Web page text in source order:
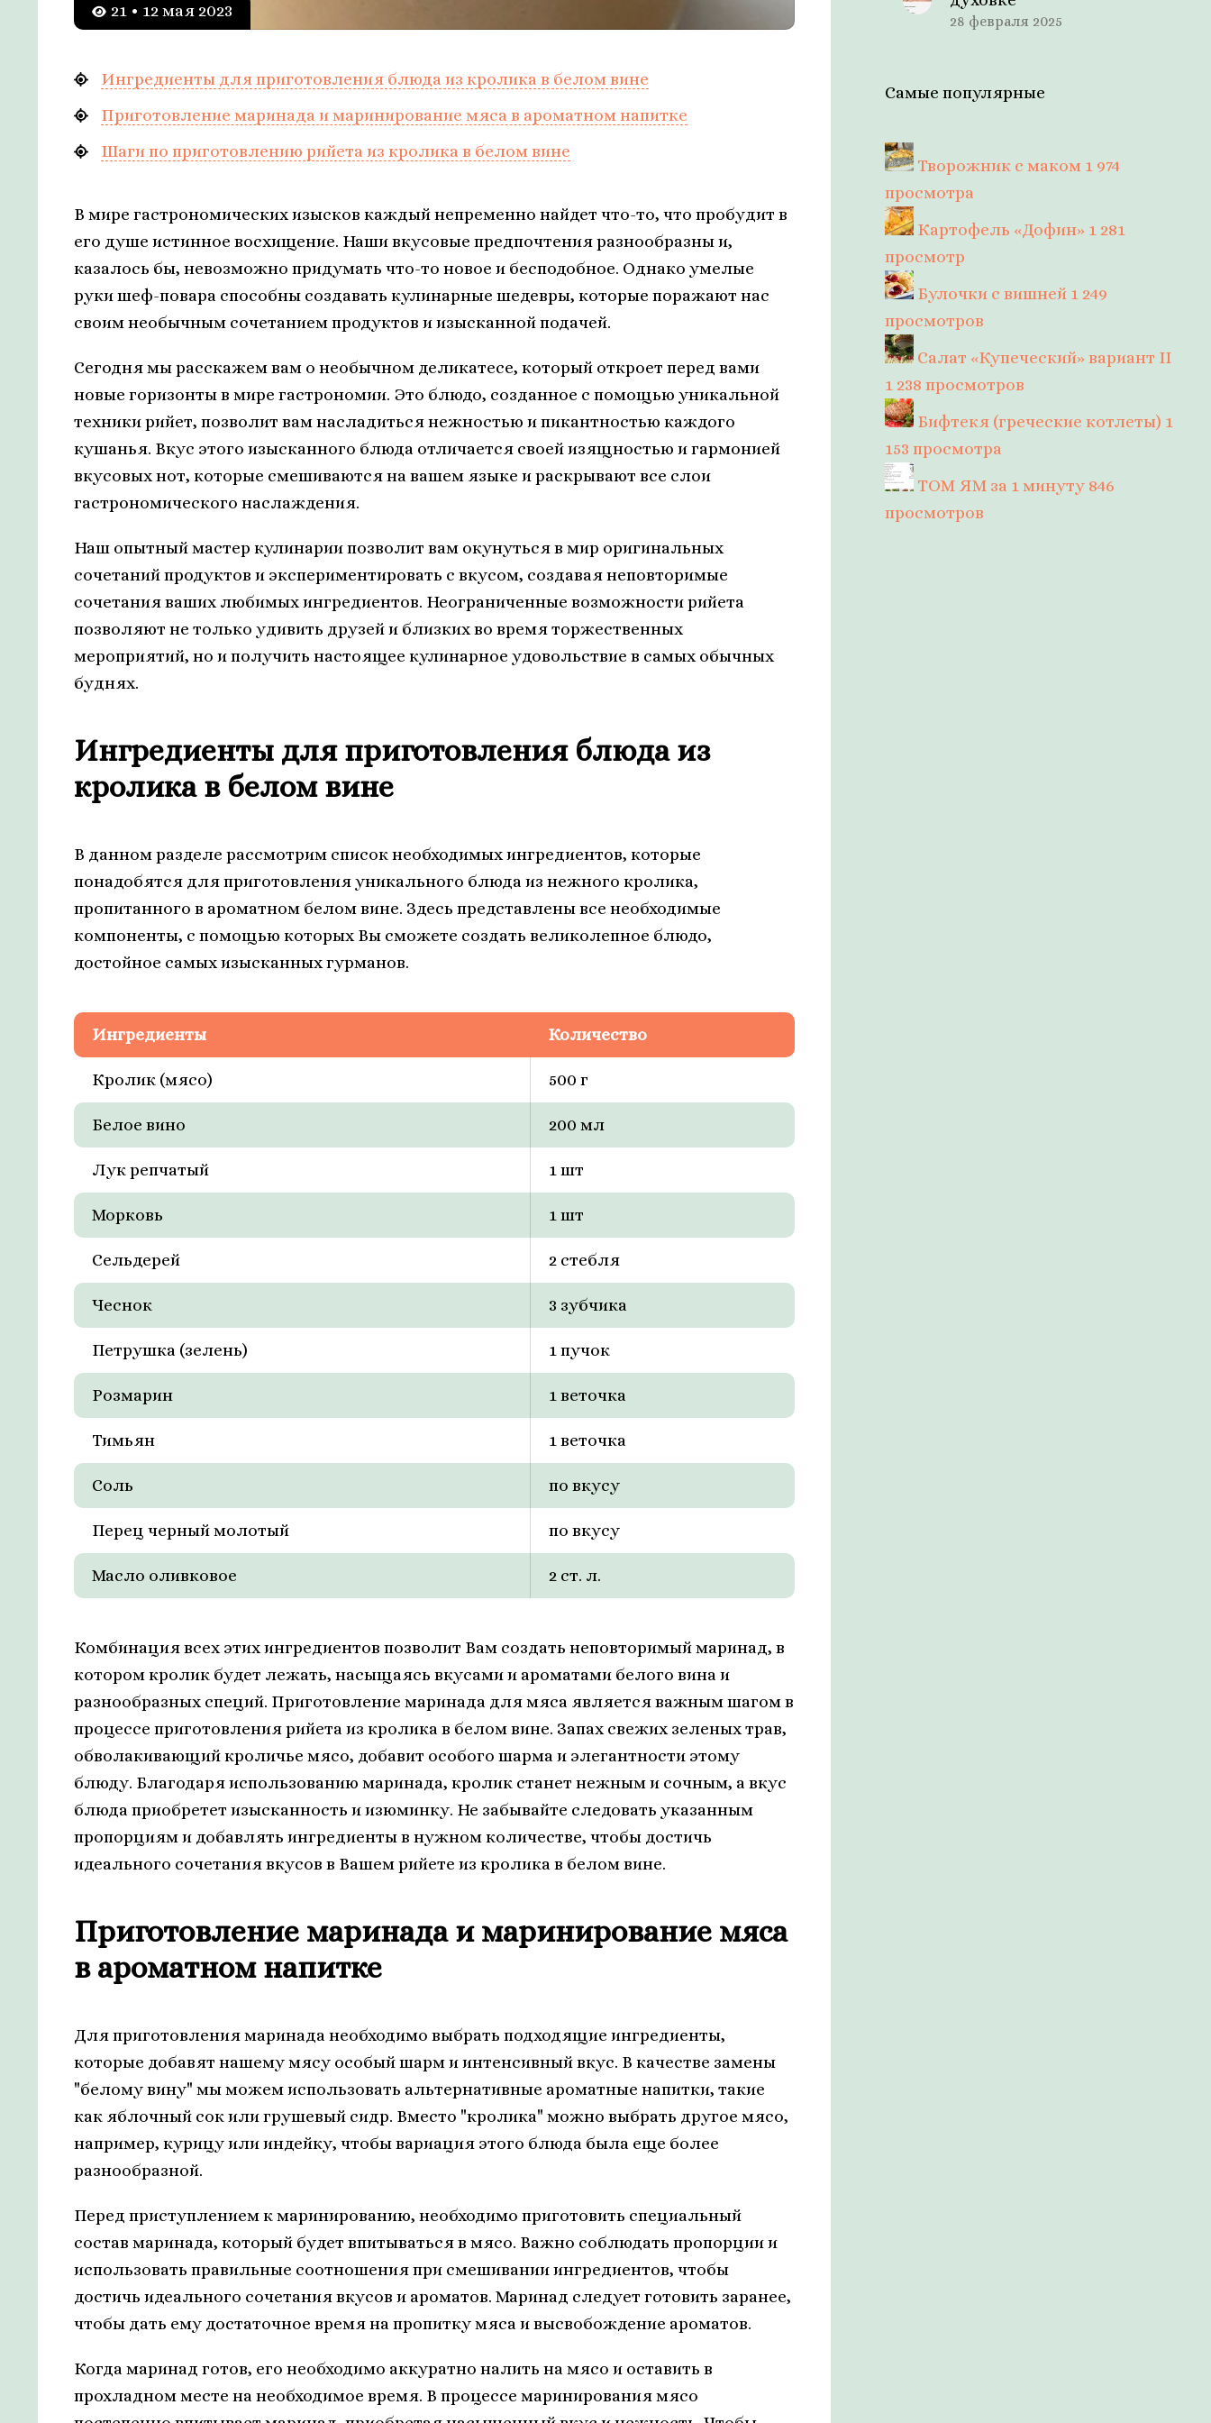
21 • 12 мая 2023
Ингредиенты для приготовления блюда из кролика в белом вине
Приготовление маринада и маринирование мяса в ароматном напитке
Шаги по приготовлению рийета из кролика в белом вине
В мире гастрономических изысков каждый непременно найдет что-то, что пробудит в
его душе истинное восхищение. Наши вкусовые предпочтения разнообразны и,
казалось бы, невозможно придумать что-то новое и бесподобное. Однако умелые
руки шеф-повара способны создавать кулинарные шедевры, которые поражают нас
своим необычным сочетанием продуктов и изысканной подачей.
Сегодня мы расскажем вам о необычном деликатесе, который откроет перед вами
новые горизонты в мире гастрономии. Это блюдо, созданное с помощью уникальной
техники рийет, позволит вам насладиться нежностью и пикантностью каждого
кушанья. Вкус этого изысканного блюда отличается своей изящностью и гармонией
вкусовых нот, которые смешиваются на вашем языке и раскрывают все слои
гастрономического наслаждения.
Наш опытный мастер кулинарии позволит вам окунуться в мир оригинальных
сочетаний продуктов и экспериментировать с вкусом, создавая неповторимые
сочетания ваших любимых ингредиентов. Неограниченные возможности рийета
позволяют не только удивить друзей и близких во время торжественных
мероприятий, но и получить настоящее кулинарное удовольствие в самых обычных
буднях.
Ингредиенты для приготовления блюда из
кролика в белом вине
В данном разделе рассмотрим список необходимых ингредиентов, которые
понадобятся для приготовления уникального блюда из нежного кролика,
пропитанного в ароматном белом вине. Здесь представлены все необходимые
компоненты, с помощью которых Вы сможете создать великолепное блюдо,
достойное самых изысканных гурманов.
Ингредиенты Количество
Кролик (мясо) 500 г
Белое вино 200 мл
Лук репчатый 1 шт
Морковь 1 шт
Сельдерей 2 стебля
Чеснок 3 зубчика
Петрушка (зелень) 1 пучок
Розмарин 1 веточка
Тимьян 1 веточка
Соль по вкусу
Перец черный молотый по вкусу
Масло оливковое 2 ст. л.
Комбинация всех этих ингредиентов позволит Вам создать неповторимый маринад, в
котором кролик будет лежать, насыщаясь вкусами и ароматами белого вина и
разнообразных специй. Приготовление маринада для мяса является важным шагом в
процессе приготовления рийета из кролика в белом вине. Запах свежих зеленых трав,
обволакивающий кроличье мясо, добавит особого шарма и элегантности этому
блюду. Благодаря использованию маринада, кролик станет нежным и сочным, а вкус
блюда приобретет изысканность и изюминку. Не забывайте следовать указанным
пропорциям и добавлять ингредиенты в нужном количестве, чтобы достичь
идеального сочетания вкусов в Вашем рийете из кролика в белом вине.
Приготовление маринада и маринирование мяса
в ароматном напитке
Для приготовления маринада необходимо выбрать подходящие ингредиенты,
которые добавят нашему мясу особый шарм и интенсивный вкус. В качестве замены
"белому вину" мы можем использовать альтернативные ароматные напитки, такие
как яблочный сок или грушевый сидр. Вместо "кролика" можно выбрать другое мясо,
например, курицу или индейку, чтобы вариация этого блюда была еще более
разнообразной.
Перед приступлением к маринированию, необходимо приготовить специальный
состав маринада, который будет впитываться в мясо. Важно соблюдать пропорции и
использовать правильные соотношения при смешивании ингредиентов, чтобы
достичь идеального сочетания вкусов и ароматов. Маринад следует готовить заранее,
чтобы дать ему достаточное время на пропитку мяса и высвобождение ароматов.
Когда маринад готов, его необходимо аккуратно налить на мясо и оставить в
прохладном месте на необходимое время. В процессе маринирования мясо
28 февраля 2025
Самые популярные
Творожник с маком 1 974
просмотра
Картофель «Дофин» 1 281
просмотр
Булочки с вишней 1 249
просмотров
Салат «Купеческий» вариант II
1 238 просмотров
Бифтекя (греческие котлеты) 1
153 просмотра
ТОМ ЯМ за 1 минуту 846
просмотров